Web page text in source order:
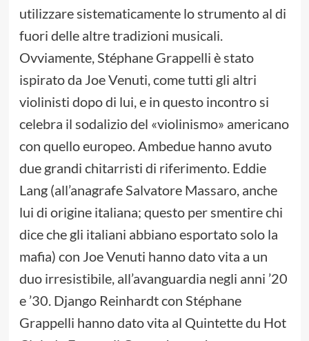
utilizzare sistematicamente lo strumento al di
fuori delle altre tradizioni musicali.
Ovviamente, Stéphane Grappelli è stato
ispirato da Joe Venuti, come tutti gli altri
violinisti dopo di lui, e in questo incontro si
celebra il sodalizio del «violinismo» americano
con quello europeo. Ambedue hanno avuto
due grandi chitarristi di riferimento. Eddie
Lang (all’anagrafe Salvatore Massaro, anche
lui di origine italiana; questo per smentire chi
dice che gli italiani abbiano esportato solo la
mafia) con Joe Venuti hanno dato vita a un
duo irresistibile, all’avanguardia negli anni ’20
e ’30. Django Reinhardt con Stéphane
Grappelli hanno dato vita al Quintette du Hot